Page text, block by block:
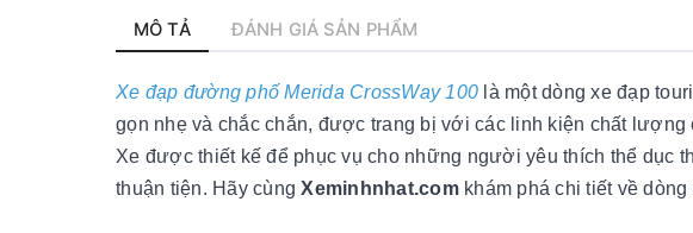
MÔ TẢ ĐÁNH GIÁ SẢN PHẨM
Xe đạp đường phố Merida CrossWay 100 là một dòng xe đạp
gọn nhẹ và chắc chắn, được trang bị với các linh kiện chất
Xe được thiết kế để phục vụ cho những người yêu thích thể dục
thuận tiện. Hãy cùngXeminhnhat.comkhám phá chi tiết về dòng